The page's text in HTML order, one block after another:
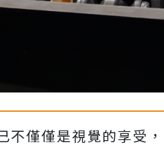
不僅僅是視覺的享受